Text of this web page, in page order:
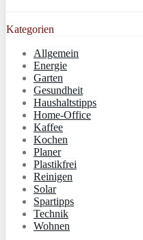
Kategorien
Allgemein
Energie
Garten
Gesundheit
Haushaltstipps
Home-Office
Kaffee
Kochen
Planer
Plastikfrei
Reinigen
Solar
Spartipps
Technik
Wohnen